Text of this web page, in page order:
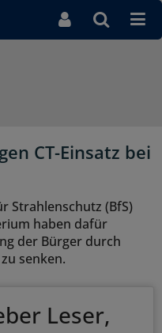
CT-Einsatz bei
Strahlenschutz (BfS)
haben dafür
der Bürger durch
senken.
Leser,